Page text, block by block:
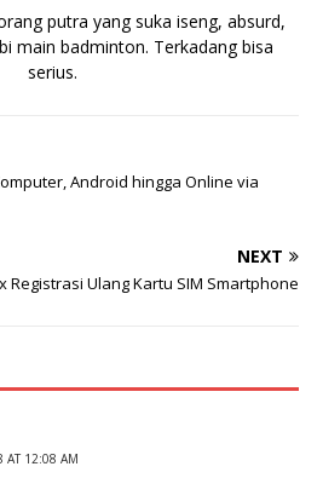
putra yang suka iseng, absurd,
main badminton. Terkadang bisa
serius.
Android hingga Online via
NEXT
Registrasi Ulang Kartu SIM Smartphone
AT 12:08 AM